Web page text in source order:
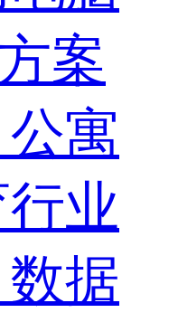
案
公寓
业
数据